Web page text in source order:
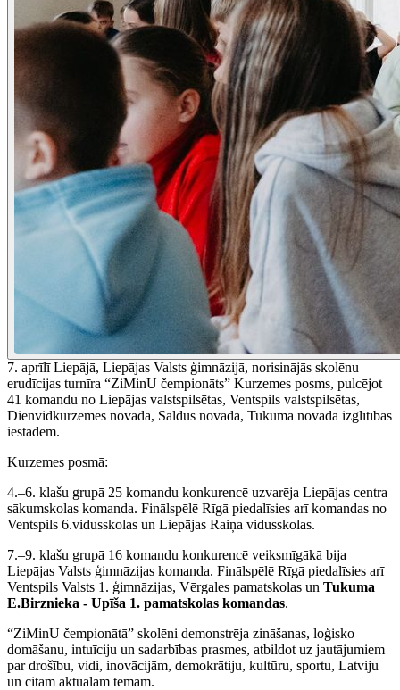
7. aprīlī Liepājā, Liepājas Valsts ģimnāzijā, norisinājās skolēnu
erudīcijas turnīra “ZiMinU čempionāts” Kurzemes posms, pulcējot
41 komandu no Liepājas valstspilsētas, Ventspils valstspilsētas,
Dienvidkurzemes novada, Saldus novada, Tukuma novada izglītības
iestādēm.
Kurzemes posmā:
4.–6. klašu grupā 25 komandu konkurencē uzvarēja Liepājas centra
sākumskolas komanda. Finālspēlē Rīgā piedalīsies arī komandas no
Ventspils 6.vidusskolas un Liepājas Raiņa vidusskolas.
7.–9. klašu grupā 16 komandu konkurencē veiksmīgākā bija
Liepājas Valsts ģimnāzijas komanda. Finālspēlē Rīgā piedalīsies arī
Ventspils Valsts 1. ģimnāzijas, Vērgales pamatskolas un Tukuma
E.Birznieka - Upīša 1. pamatskolas komandas.
“ZiMinU čempionātā” skolēni demonstrēja zināšanas, loģisko
domāšanu, intuīciju un sadarbības prasmes, atbildot uz jautājumiem
par drošību, vidi, inovācijām, demokrātiju, kultūru, sportu, Latviju
un citām aktuālām tēmām.